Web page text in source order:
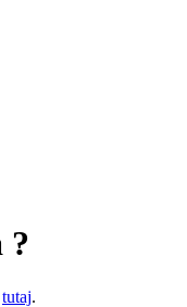
?
tutaj.